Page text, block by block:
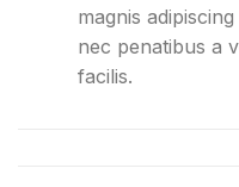
magnis
nec penatibus a
facilis.